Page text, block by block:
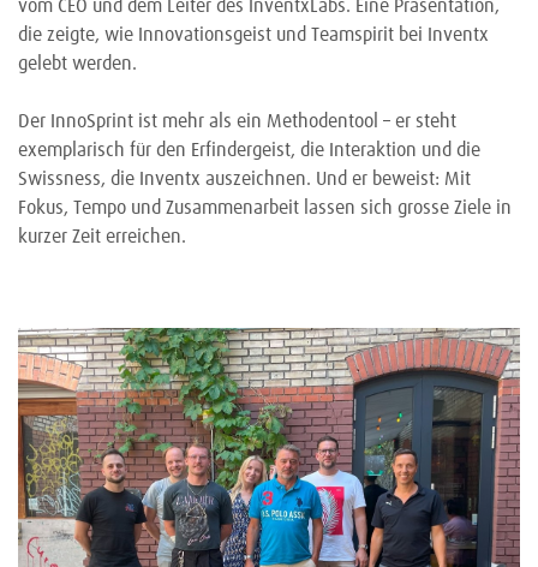
vom CEO und dem Leiter des InventxLabs. Eine Präsentation,
die zeigte, wie Innovationsgeist und Teamspirit bei Inventx
gelebt werden.
Der InnoSprint ist mehr als ein Methodentool – er steht
exemplarisch für den Erfindergeist, die Interaktion und die
Swissness, die Inventx auszeichnen. Und er beweist: Mit
Fokus, Tempo und Zusammenarbeit lassen sich grosse Ziele in
kurzer Zeit erreichen.